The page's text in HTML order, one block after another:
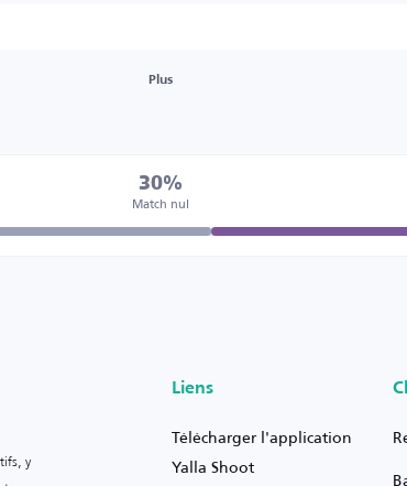
Plus
30%
Match nul
y
Liens
Télécharger l'application
Yalla Shoot